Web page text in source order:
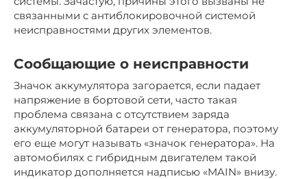
связанными с антиблокировочной системой
неисправностями других элементов.
Сообщающие о неисправности
Значок аккумулятора загорается, если падает
напряжение в бортовой сети, часто такая
проблема связана с отсутствием заряда
аккумуляторной батареи от генератора, поэтому
его еще могут называть «значок генератора». На
автомобилях с гибридным двигателем такой
индикатор дополняется надписью «MAIN» внизу.